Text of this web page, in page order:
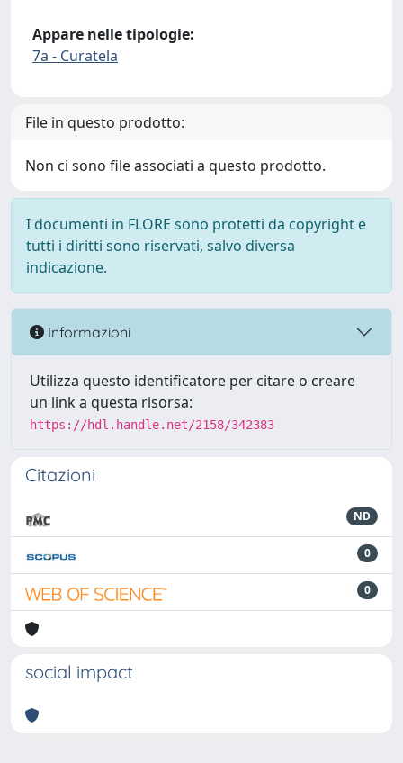
Appare nelle tipologie:
7a - Curatela
File in questo prodotto:
Non ci sono file associati a questo prodotto.
I documenti in FLORE sono protetti da copyright e
tutti i diritti sono riservati, salvo diversa
indicazione.
Informazioni
Utilizza questo identificatore per citare o creare
un link a questa risorsa:
https://hdl.handle.net/2158/342383
Citazioni
ND
0
0
social impact